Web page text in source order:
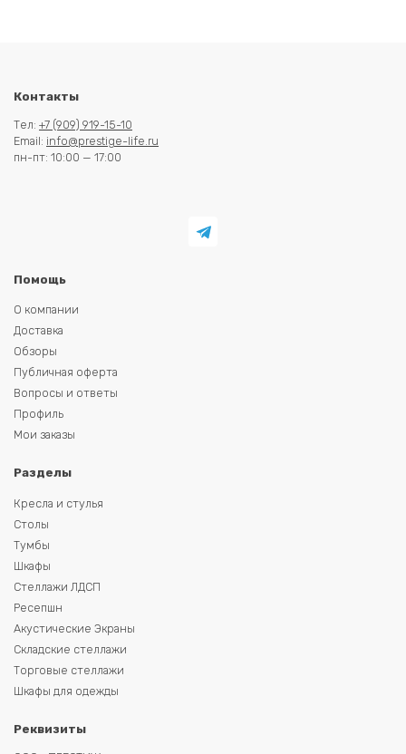
Контакты
Тел: +7 (909) 919-15-10
Email: info@prestige-life.ru
пн-пт: 10:00 — 17:00
Помощь
О компании
Доставка
Обзоры
Публичная оферта
Вопросы и ответы
Профиль
Мои заказы
Разделы
Кресла и стулья
Столы
Тумбы
Шкафы
Стеллажи ЛДСП
Ресепшн
Акустические Экраны
Складские стеллажи
Торговые стеллажи
Шкафы для одежды
Реквизиты